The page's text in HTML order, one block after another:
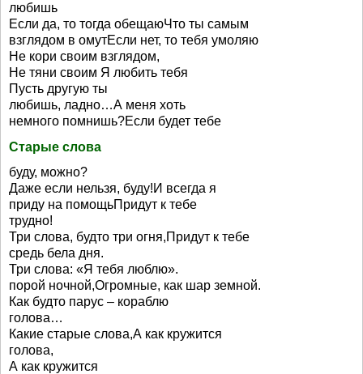
любишь
Если да, то тогда обещаюЧто ты самым
взглядом в омутЕсли нет, то тебя умоляю
Не кори своим взглядом,
Не тяни своим Я любить тебя
Пусть другую ты
любишь, ладно…А меня хоть
немного помнишь?Если будет тебе
Старые слова
буду, можно?
Даже если нельзя, буду!И всегда я
приду на помощьПридут к тебе
трудно!
Три слова, будто три огня,Придут к тебе
средь бела дня.
Три слова: «Я тебя люблю».
порой ночной,Огромные, как шар земной.
Как будто парус – кораблю
голова…
Какие старые слова,А как кружится
голова,
А как кружится